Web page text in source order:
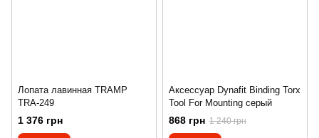
Лопата лавинная TRAMP
TRA-249
1 376 грн
Аксессуар Dynafit Binding Torx
Tool For Mounting серый
868 грн 1 240 грн